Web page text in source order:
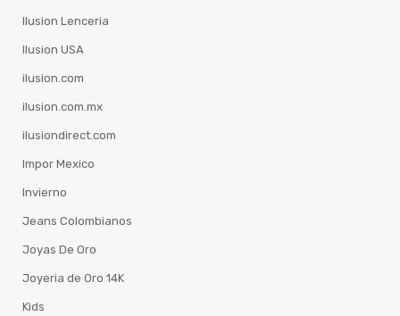
Ilusion Lenceria
Ilusion USA
ilusion.com
ilusion.com.mx
ilusiondirect.com
Impor Mexico
Invierno
Jeans Colombianos
Joyas De Oro
Joyeria de Oro 14K
Kids